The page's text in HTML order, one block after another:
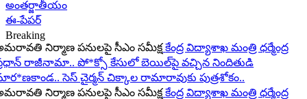
అంతర్జాతీయం
ఈ-పేపర్
Breaking
నిర్మాణ పనులపై సీఎం సమీక్ష కేంద్ర విద్యాశాఖ మంత్రి ధర్మేంద్ర
రాజీనామా.. పో*క్సో కేసులో బెయిల్‌పై వచ్చిన నిందితుడి
సెస్ చైర్మన్ చిక్కాల రామారావుకు పుత్రశోకం..
నిర్మాణ పనులపై సీఎం సమీక్ష కేంద్ర విద్యాశాఖ మంత్రి ధర్మేంద్ర